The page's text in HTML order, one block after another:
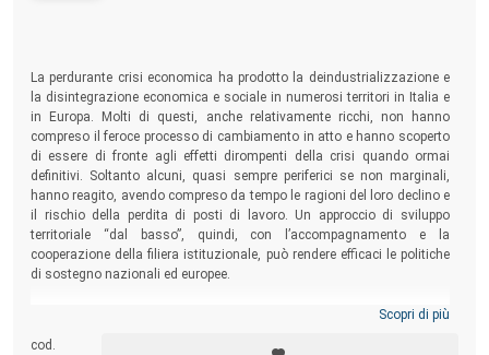
La perdurante crisi economica ha prodotto la deindustrializzazione e
la disintegrazione economica e sociale in numerosi territori in Italia e
in Europa. Molti di questi, anche relativamente ricchi, non hanno
compreso il feroce processo di cambiamento in atto e hanno scoperto
di essere di fronte agli effetti dirompenti della crisi quando ormai
definitivi. Soltanto alcuni, quasi sempre periferici se non marginali,
hanno reagito, avendo compreso da tempo le ragioni del loro declino e
il rischio della perdita di posti di lavoro. Un approccio di sviluppo
territoriale “dal basso”, quindi, con l’accompagnamento e la
cooperazione della filiera istituzionale, può rendere efficaci le politiche
di sostegno nazionali ed europee.
Scopri di più
cod.